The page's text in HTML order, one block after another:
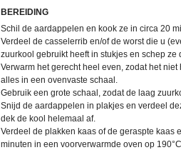
BEREIDING
Schil de aardappelen en kook ze in circa 20
Verdeel de casselerrib en/of de worst die u
zuurkool gebruikt heeft in stukjes en schep ze
Verwarm het gerecht heel even, zodat het
alles in een ovenvaste schaal.
Gebruik een grote schaal, zodat de laag
Snijd de aardappelen in plakjes en verdeel
dek de kool helemaal af.
Verdeel de plakken kaas of de geraspte kaas
minuten in een voorverwarmde oven op